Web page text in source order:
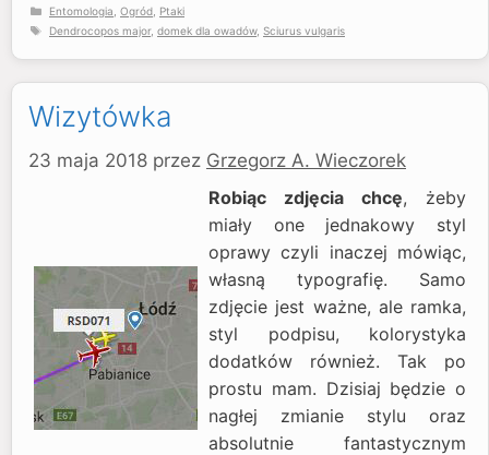
Kategorie
Entomologia Ogród Ptaki
Tagi
Dendrocopos major, domek dla owadów, Sciurus vulgaris
Wizytówka
23 maja 2018 przez Grzegorz A. Wieczorek
Robiąc zdjęcia chcę, żeby
miały one jednakowy styl
oprawy czyli inaczej mówiąc,
własną typografię. Samo
zdjęcie jest ważne, ale ramka,
styl podpisu, kolorystyka
dodatków również. Tak po
prostu mam. Dzisiaj będzie o
nagłej zmianie stylu oraz
absolutnie fantastycznym